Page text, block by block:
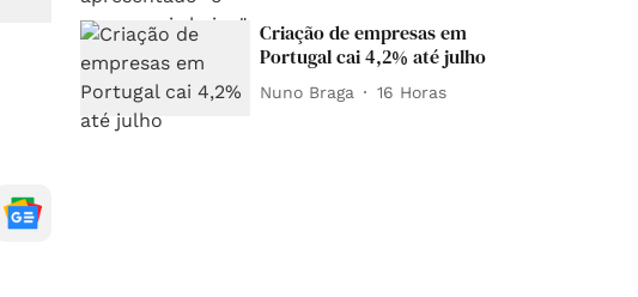
Criação de empresas em
Portugal cai 4,2% até julho
Nuno Braga 16 Horas